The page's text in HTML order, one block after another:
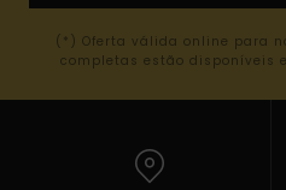
(*) Oferta válida online para
completas estão disponíveis